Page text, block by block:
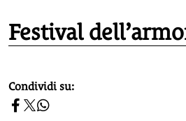
Festival
homepage h2
Condividi su: